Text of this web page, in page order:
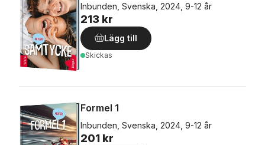
Inbunden, Svenska, 2024, 9-12 år
213 kr
Lägg till
Skickas
Formel 1
Inbunden, Svenska, 2024, 9-12 år
201 kr